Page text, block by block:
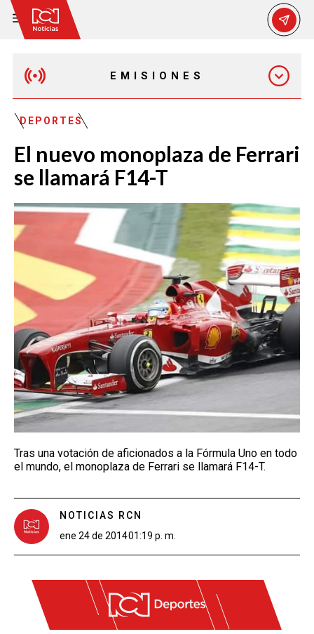
EMISIONES
EMISIÓN 12:30 PM
EMISIÓN 7:00 PM
EMISIÓN 11:30 PM
DEPORTES
El nuevo monoplaza de Ferrari
se llamará F14-T
Tras una votación de aficionados a la Fórmula Uno en todo
el mundo, el monoplaza de Ferrari se llamará F14-T.
NOTICIAS RCN
ene 24 de 201401:19 p. m.